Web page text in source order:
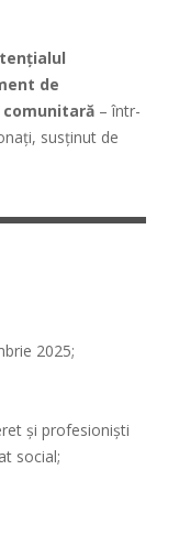
de
comunitară – într-
susținut de
2025;
și profesioniști
social;